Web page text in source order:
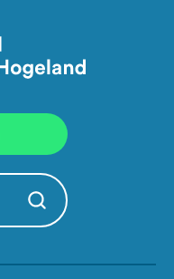
Zoekopdracht starten